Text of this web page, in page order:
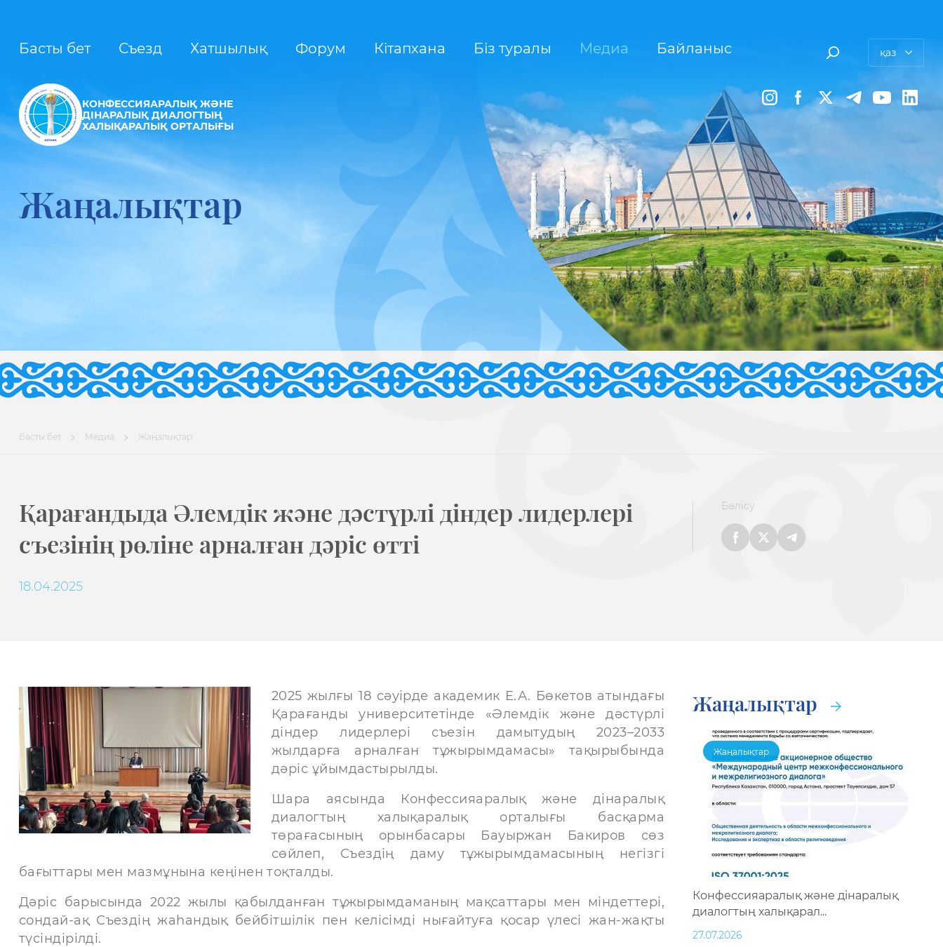
Басты бет Съезд Хатшылық Форум Кітапхана Біз туралы Медиа Байланыс қаз
КОНФЕССИЯАРАЛЫҚ ЖӘНЕ
ДІНАРАЛЫҚ ДИАЛОГТЫҢ
ХАЛЫҚАРАЛЫҚ ОРТАЛЫҒЫ
Жаңалықтар
Басты бет Медиа Жаңалықтар
Қарағандыда Әлемдік және дәстүрлі діндер лидерлері
съезінің рөліне арналған дәріс өтті
18.04.2025
Бөлісу
2025 жылғы 18 сәуірде академик Е.А. Бөкетов атындағы
Қарағанды университетінде «Әлемдік және дәстүрлі
діндер лидерлері съезін дамытудың 2023–2033
жылдарға арналған тұжырымдамасы» тақырыбында
дәріс ұйымдастырылды.
Шара аясында Конфессияаралық және дінаралық
диалогтың халықаралық орталығы басқарма
төрағасының орынбасары Бауыржан Бакиров сөз
сөйлеп, Съездің даму тұжырымдамасының негізгі
бағыттары мен мазмұнына кеңінен тоқталды.
Дәріс барысында 2022 жылы қабылданған тұжырымдаманың мақсаттары мен міндеттері,
сондай-ақ Съездің жаһандық бейбітшілік пен келісімді нығайтуға қосар үлесі жан-жақты
түсіндірілді.
Жаңалықтар
Жаңалықтар
Конфессияаралық және дінаралық
диалогтың халықарал...
27.07.2026